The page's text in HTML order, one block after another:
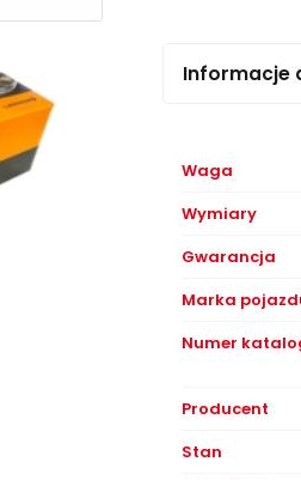
Informacje
Waga
Wymiary
Gwarancja
Marka
Numer
Producent
Stan